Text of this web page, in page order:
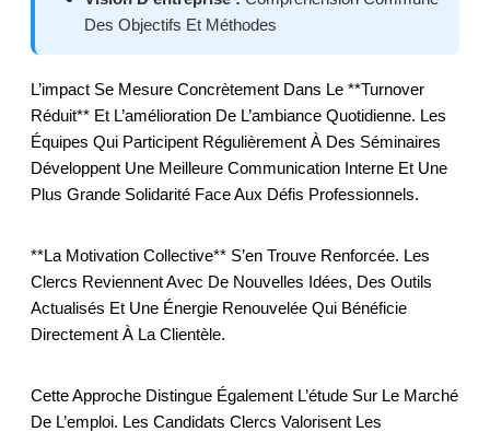
Des Objectifs Et Méthodes
L’impact Se Mesure Concrètement Dans Le **turnover
Réduit** Et L’amélioration De L’ambiance Quotidienne. Les
Équipes Qui Participent Régulièrement À Des Séminaires
Développent Une Meilleure Communication Interne Et Une
Plus Grande Solidarité Face Aux Défis Professionnels.
**La Motivation Collective** S’en Trouve Renforcée. Les
Clercs Reviennent Avec De Nouvelles Idées, Des Outils
Actualisés Et Une Énergie Renouvelée Qui Bénéficie
Directement À La Clientèle.
Cette Approche Distingue Également L’étude Sur Le Marché
De L’emploi. Les Candidats Clercs Valorisent Les